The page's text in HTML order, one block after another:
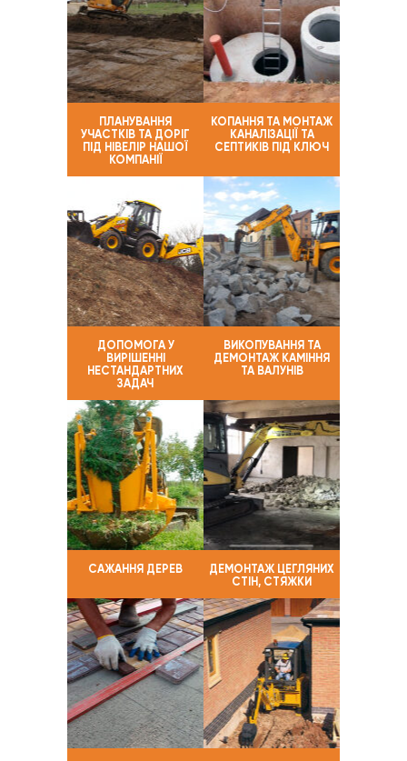
ПЛАНУВАННЯ
УЧАСТКІВ ТА ДОРІГ
ПІД НІВЕЛІР НАШОЇ
КОМПАНІЇ
КОПАННЯ ТА МОНТАЖ
КАНАЛІЗАЦІЇ ТА
СЕПТИКІВ ПІД КЛЮЧ
ДОПОМОГА У
ВИРІШЕННІ
НЕСТАНДАРТНИХ
ЗАДАЧ
ВИКОПУВАННЯ ТА
ДЕМОНТАЖ КАМІННЯ
ТА ВАЛУНІВ
САЖАННЯ ДЕРЕВ
ДЕМОНТАЖ ЦЕГЛЯНИХ
СТІН, СТЯЖКИ